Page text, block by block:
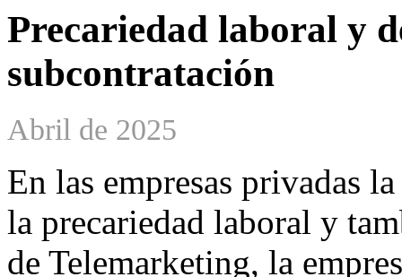
Precariedad laboral y
subcontratación
Abril de 2025
En las empresas privadas
la precariedad laboral y
de Telemarketing, la